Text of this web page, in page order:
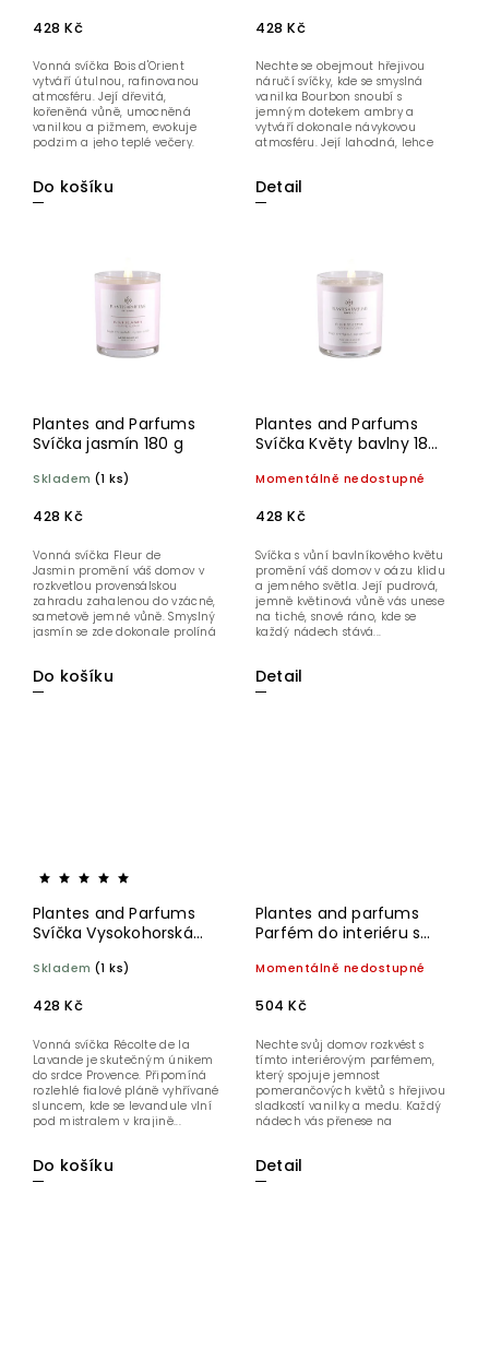
428 Kč
Do košíku
Vonná svíčka Bois d'Orient
vytváří útulnou, rafinovanou
atmosféru. Její dřevitá,
kořeněná vůně, umocněná
vanilkou a pižmem, evokuje
podzim a jeho teplé večery.
428 Kč
Detail
Nechte se obejmout hřejivou
náručí svíčky, kde se smyslná
vanilka Bourbon snoubí s
jemným dotekem ambry a
vytváří dokonale návykovou
atmosféru. Její lahodná, lehce
Plantes and Parfums
Svíčka jasmín 180 g
Skladem (1 ks)
428 Kč
Do košíku
Vonná svíčka Fleur de
Jasmin promění váš domov v
rozkvetlou provensálskou
zahradu zahalenou do vzácné,
sametově jemné vůně. Smyslný
jasmín se zde dokonale prolíná
Plantes and Parfums
Svíčka Květy bavlny 180
Momentálně nedostupné
428 Kč
Detail
Svíčka s vůní bavlníkového květu
promění váš domov v oázu klidu
a jemného světla. Její pudrová,
jemně květinová vůně vás unese
na tiché, snové ráno, kde se
každý nádech stává...
Plantes and Parfums
Svíčka Vysokohorská
Skladem (1 ks)
428 Kč
Do košíku
Vonná svíčka Récolte de la
Lavande je skutečným únikem
do srdce Provence. Připomíná
rozlehlé fialové pláně vyhřívané
sluncem, kde se levandule vlní
pod mistralem v krajině...
Plantes and parfums
Parfém do interiéru s
pomeranče 100 ml
Momentálně nedostupné
504 Kč
Detail
Nechte svůj domov rozkvést s
tímto interiérovým parfémem,
který spojuje jemnost
pomerančových květů s hřejivou
sladkostí vanilky a medu. Každý
nádech vás přenese na